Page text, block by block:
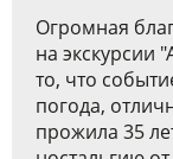
Огромная
на экскурсии
то, что
погода,
прожила 35